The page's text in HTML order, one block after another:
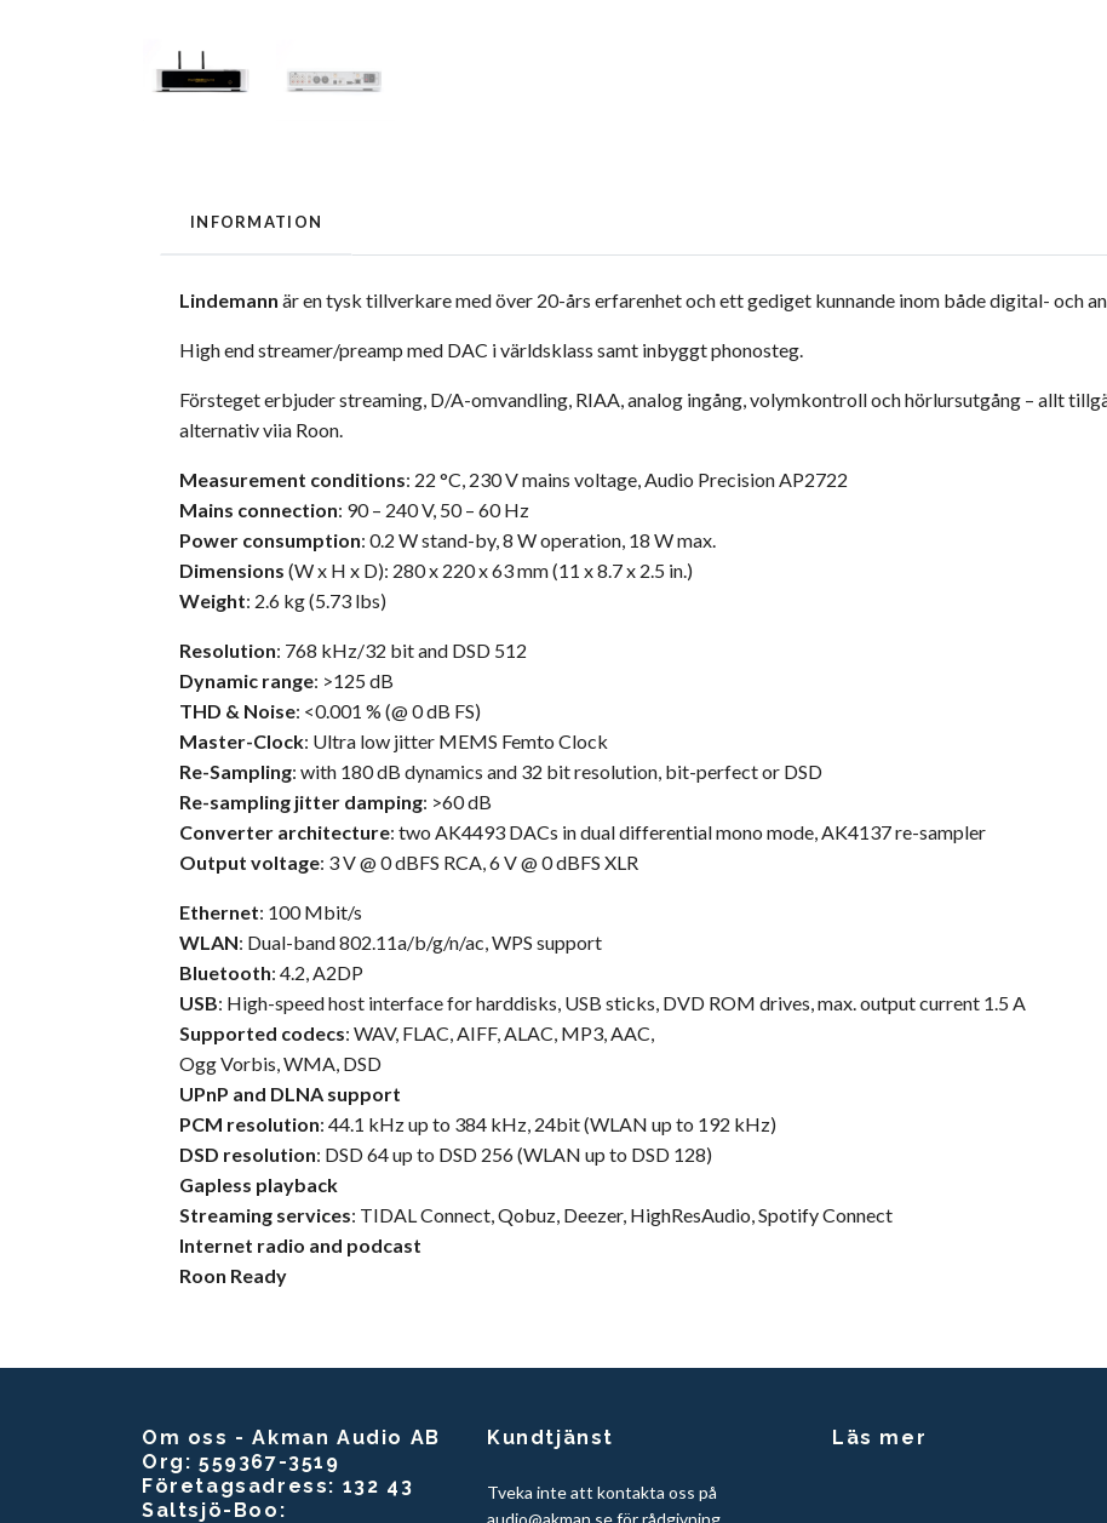
INFORMATION
Lindemann är en tysk tillverkare med över 20-års erfarenhet och ett gediget kunnande inom både digital- och
High end streamer/preamp med DAC i världsklass samt inbyggt phonosteg.
Försteget erbjuder streaming, D/A-omvandling, RIAA, analog ingång, volymkontroll och hörlursutgång – allt
alternativ viia Roon.
Measurement conditions: 22 °C, 230 V mains voltage, Audio Precision AP2722
Mains connection: 90 – 240 V, 50 – 60 Hz
Power consumption: 0.2 W stand-by, 8 W operation, 18 W max.
Dimensions (W x H x D): 280 x 220 x 63 mm (11 x 8.7 x 2.5 in.)
Weight: 2.6 kg (5.73 lbs)
Resolution: 768 kHz/32 bit and DSD 512
Dynamic range: >125 dB
THD & Noise: <0.001 % (@ 0 dB FS)
Master-Clock: Ultra low jitter MEMS Femto Clock
Re-Sampling: with 180 dB dynamics and 32 bit resolution, bit-perfect or DSD
Re-sampling jitter damping: >60 dB
Converter architecture: two AK4493 DACs in dual differential mono mode, AK4137 re-sampler
Output voltage: 3 V @ 0 dBFS RCA, 6 V @ 0 dBFS XLR
Ethernet: 100 Mbit/s
WLAN: Dual-band 802.11a/b/g/n/ac, WPS support
Bluetooth: 4.2, A2DP
USB: High-speed host interface for harddisks, USB sticks, DVD ROM drives, max. output current 1.5 A
Supported codecs: WAV, FLAC, AIFF, ALAC, MP3, AAC,
Ogg Vorbis, WMA, DSD
UPnP and DLNA support
PCM resolution: 44.1 kHz up to 384 kHz, 24bit (WLAN up to 192 kHz)
DSD resolution: DSD 64 up to DSD 256 (WLAN up to DSD 128)
Gapless playback
Streaming services: TIDAL Connect, Qobuz, Deezer, HighResAudio, Spotify Connect
Internet radio and podcast
Roon Ready
Om oss - Akman Audio AB
Org: 559367-3519
Företagsadress: 132 43
Saltsjö-Boo:
Kundtjänst
Tveka inte att kontakta oss på
audio@akman.seför rådgivning.
Läs mer